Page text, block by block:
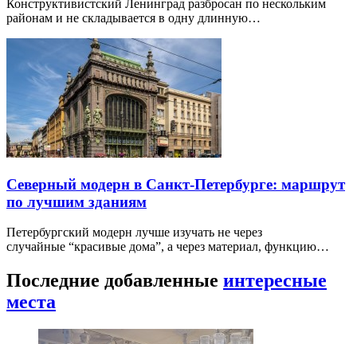
Конструктивистский Ленинград разбросан по нескольким
районам и не складывается в одну длинную…
Северный модерн в Санкт-Петербурге: маршрут
по лучшим зданиям
Петербургский модерн лучше изучать не через
случайные “красивые дома”, а через материал, функцию…
Последние добавленные интересные
места